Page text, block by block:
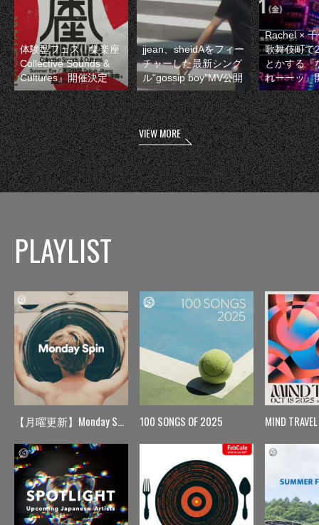
体験型フェス『集楽座
Collective Sounds &
Cultures』開催決定
jjean、sheidAをフィー
チャーした最新シング
ル“gossip boy”MV公開
Rachel ×
歌舞伎町で
とかする『
れーーッ』
VIEW MORE
PLAYLIST
【月曜更新】Monday Spin 100 SONGS OF 2025 MIND TRAVEL